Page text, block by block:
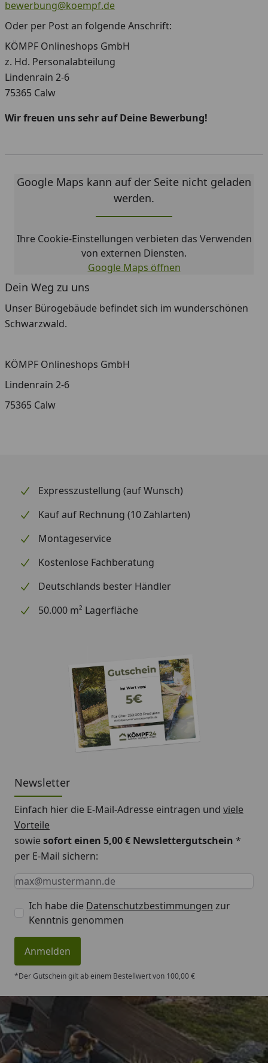
bewerbung@koempf.de
Oder per Post an folgende Anschrift:
KÖMPF Onlineshops GmbH
z. Hd. Personalabteilung
Lindenrain 2-6
75365 Calw
Wir freuen uns sehr auf Deine Bewerbung!
Google Maps kann auf der Seite nicht geladen
werden.
Ihre Cookie-Einstellungen verbieten das Verwenden
von externen Diensten.
Google Maps öffnen
Dein Weg zu uns
Unser Bürogebäude befindet sich im wunderschönen
Schwarzwald.
KÖMPF Onlineshops GmbH
Lindenrain 2-6
75365 Calw
Expresszustellung (auf Wunsch)
Kauf auf Rechnung (10 Zahlarten)
Montageservice
Kostenlose Fachberatung
Deutschlands bester Händler
50.000 m² Lagerfläche
Newsletter
Einfach hier die E-Mail-Adresse eintragen und viele
Vorteile
sowiesofort einen 5,00 € Newslettergutschein *
per E-Mail sichern:
Keine Eingabe erforderlich
Eingabe erforderlich
E-Mail *
Ich habe die Datenschutzbestimmungen zur
Kenntnis genommen
Anmelden
*Der Gutschein gilt ab einem Bestellwert von 100,00 €
Trusted Shops